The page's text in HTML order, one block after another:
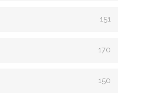
151
170
150